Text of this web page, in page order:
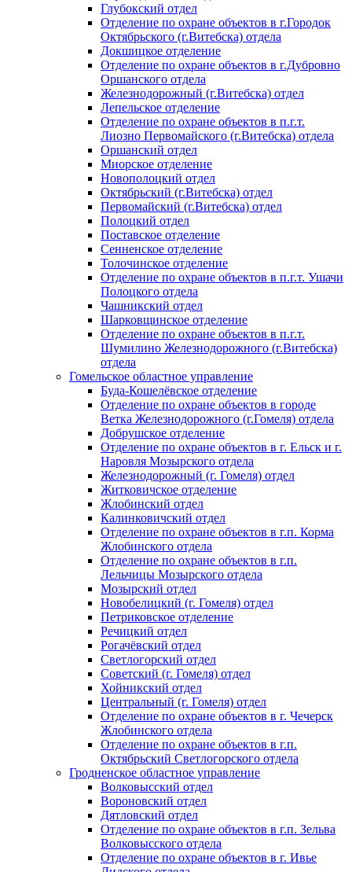
Глубокский отдел
Отделение по охране объектов в г.Городок
Октябрьского (г.Витебска) отдела
Докшицкое отделение
Отделение по охране объектов в г.Дубровно
Оршанского отдела
Железнодорожный (г.Витебска) отдел
Лепельское отделение
Отделение по охране объектов в п.г.т.
Лиозно Первомайского (г.Витебска) отдела
Оршанский отдел
Миорское отделение
Новополоцкий отдел
Октябрьский (г.Витебска) отдел
Первомайский (г.Витебска) отдел
Полоцкий отдел
Поставское отделение
Сенненское отделение
Толочинское отделение
Отделение по охране объектов в п.г.т. Ушачи
Полоцкого отдела
Чашникский отдел
Шарковщинское отделение
Отделение по охране объектов в п.г.т.
Шумилино Железнодорожного (г.Витебска)
отдела
Гомельское областное управление
Буда-Кошелёвское отделение
Отделение по охране объектов в городе
Ветка Железнодорожного (г.Гомеля) отдела
Добрушское отделение
Отделение по охране объектов в г. Ельск и г.
Наровля Мозырского отдела
Железнодорожный (г. Гомеля) отдел
Житковичское отделение
Жлобинский отдел
Калинковичский отдел
Отделение по охране объектов в г.п. Корма
Жлобинского отдела
Отделение по охране объектов в г.п.
Лельчицы Мозырского отдела
Мозырский отдел
Новобелицкий (г. Гомеля) отдел
Петриковское отделение
Речицкий отдел
Рогачёвский отдел
Светлогорский отдел
Советский (г. Гомеля) отдел
Хойникский отдел
Центральный (г. Гомеля) отдел
Отделение по охране объектов в г. Чечерск
Жлобинского отдела
Отделение по охране объектов в г.п.
Октябрьский Светлогорского отдела
Гродненское областное управление
Волковысский отдел
Вороновский отдел
Дятловский отдел
Отделение по охране объектов в г.п. Зельва
Волковысского отдела
Отделение по охране объектов в г. Ивье